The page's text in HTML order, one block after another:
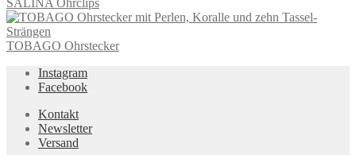
TOBAGO Ohrstecker
Instagram
Facebook
Kontakt
Newsletter
Versand